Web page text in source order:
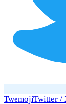
TwemojiTwitter /